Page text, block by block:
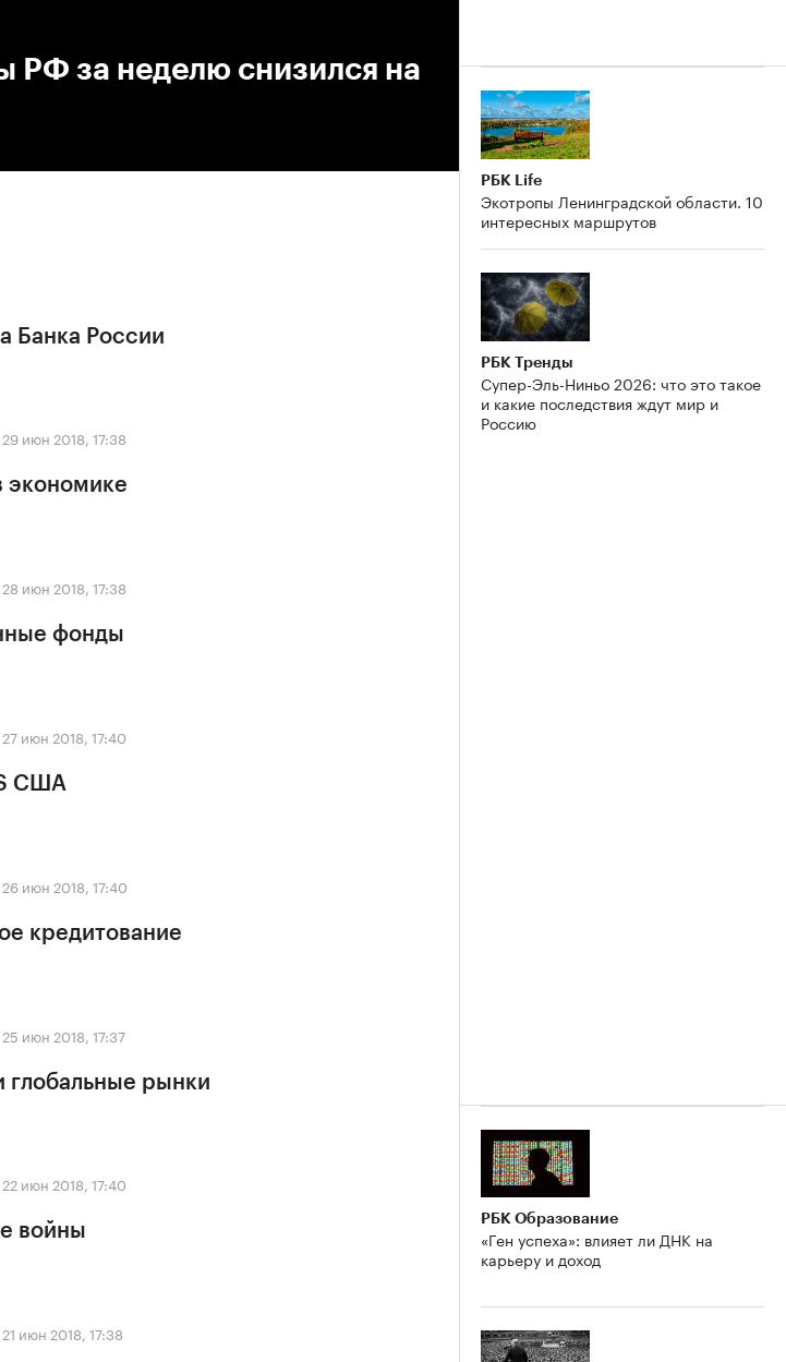
РФ за неделю снизился на
Банка России
29 июн 2018, 17:38
экономике
28 июн 2018, 17:38
фонды
27 июн 2018, 17:40
США
26 июн 2018, 17:40
кредитование
25 июн 2018, 17:37
глобальные рынки
22 июн 2018, 17:40
войны
21 июн 2018, 17:38
РБК Life
Экотропы Ленинградской области. 10
интересных маршрутов
РБК Тренды
Супер-Эль-Ниньо 2026: что это такое
и какие последствия ждут мир и
Россию
РБК Образование
«Ген успеха»: влияет ли ДНК на
карьеру и доход